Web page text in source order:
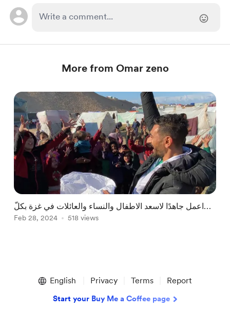
More from Omar zeno
اعمل جاهدًا لاسعد الاطفال والنساء والعائلات في غزة بكلّ
مانستطيع بإذن الله تعالى ..
Feb 28, 2024 518 views
English Privacy Terms Report
Start your Buy Me a Coffee page